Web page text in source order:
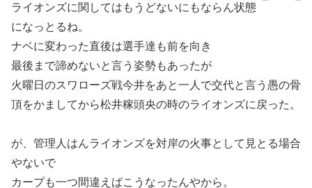
ライオンズに関してはもうどないにもならん状態
になっとるね。
ナベに変わった直後は選手達も前を向き
最後まで諦めないと言う姿勢もあったが
火曜日のスワローズ戦今井をあと一人で交代と言う愚の骨
頂をかましてから松井稼頭央の時のライオンズに戻った。
が、管理人はんライオンズを対岸の火事として見とる場合
やないで
カープも一つ間違えばこうなったんやから。